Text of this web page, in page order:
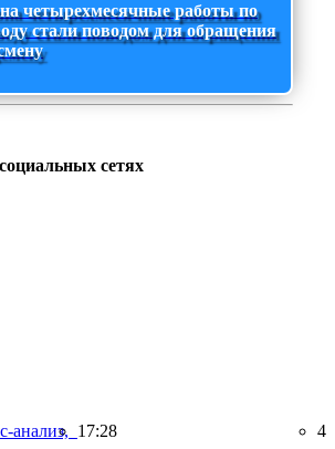
четырехмесячные работы по
стали поводом для обращения
сетях
анализ, 17:28 4